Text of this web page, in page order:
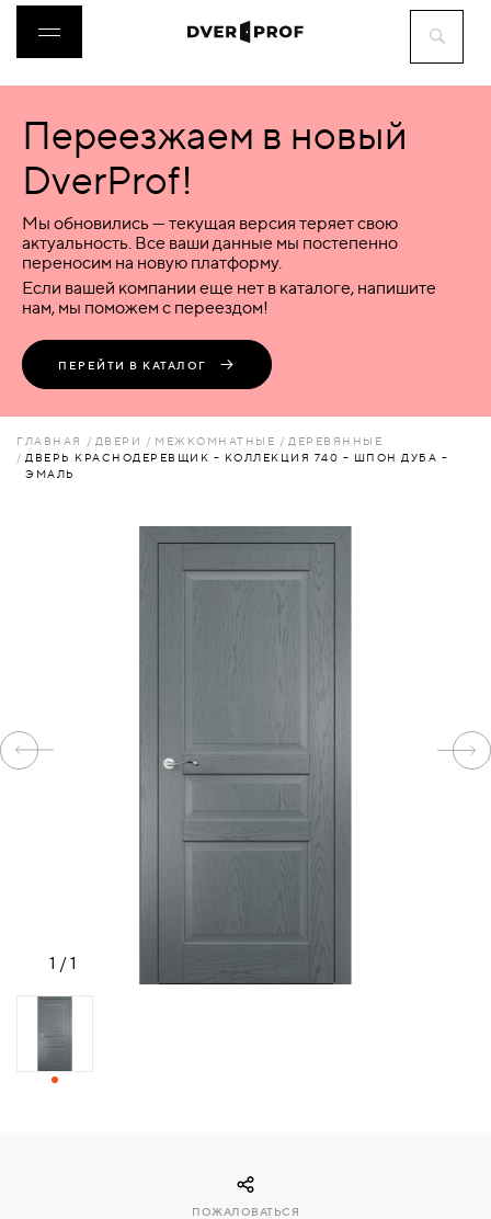
ДВЕРИ
ФУРНИТУРА
ВОРОТА
ПЕРЕГОРОДКИ
АКСЕССУАРЫ
КОМПЛЕКТУЮЩИЕ
СТАТЬИ
СВЯЗАТЬСЯ
Переезжаем в новый
DverProf!
Мы обновились — текущая версия теряет свою
актуальность. Все ваши данные мы постепенно
переносим на новую платформу.
Если вашей компании еще нет в каталоге, напишите
нам, мы поможем с переездом!
ПЕРЕЙТИ В КАТАЛОГ
ГЛАВНАЯ ДВЕРИ МЕЖКОМНАТНЫЕ
ДЕРЕВЯННЫЕ
ДВЕРЬ КРАСНОДЕРЕВЩИК – КОЛЛЕКЦИЯ 740 – ШПОН ДУБА –
ЭМАЛЬ
1 /1
ПОЖАЛОВАТЬСЯ